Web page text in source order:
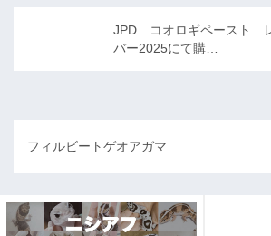
JPD コオロギペースト
バー2025にて購…
フィルビートゲオアガマ